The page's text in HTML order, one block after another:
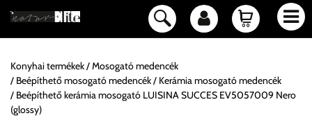
Konyhai termékek
Mosogató medencék
Beépíthető mosogató medencék
Kerámia mosogató medencék
Beépíthető kerámia mosogató LUISINA SUCCES EV5057009 Nero
(glossy)